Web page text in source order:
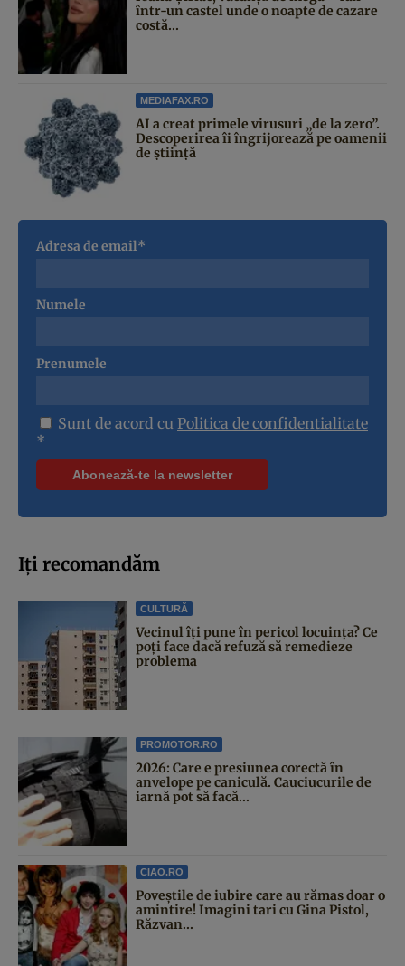
într-un castel unde o noapte de cazare
costă...
MEDIAFAX.RO
AI a creat primele virusuri „de la zero”.
Descoperirea îi îngrijorează pe oamenii
de știință
Adresa de email*
Numele
Prenumele
Sunt de acord cu Politica de confidentialitate
*
Iți recomandăm
CULTURĂ
Vecinul îți pune în pericol locuința? Ce
poți face dacă refuză să remedieze
problema
PROMOTOR.RO
2026: Care e presiunea corectă în
anvelope pe caniculă. Cauciucurile de
iarnă pot să facă...
CIAO.RO
Poveştile de iubire care au rămas doar o
amintire! Imagini tari cu Gina Pistol,
Răzvan...